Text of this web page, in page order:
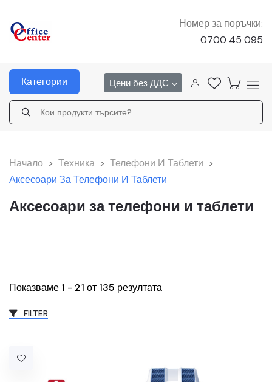
Номер за поръчки:
0700 45 095
Категории Цени без ДДС
Начало > Техника > Телефони И Таблети >
Аксесоари За Телефони И Таблети
Аксесоари за телефони и таблети
Показваме 1 - 21 от 135 резултата
FILTER